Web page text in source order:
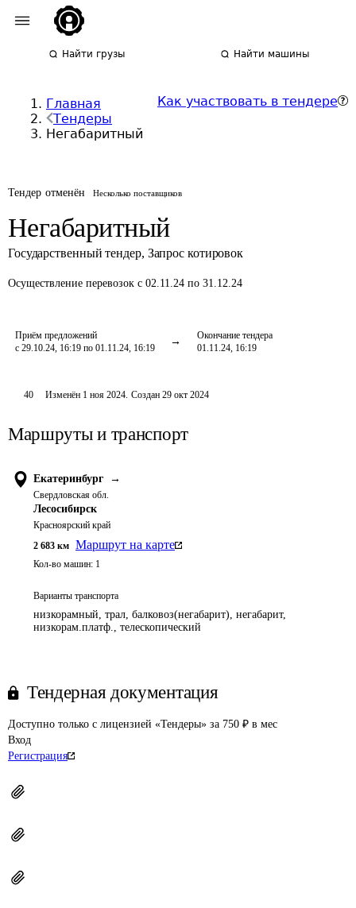
Найти грузы Найти машины
Главная
Тендеры
Негабаритный
Как участвовать в тендере
Тендер отменён Несколько поставщиков
Негабаритный
Государственный тендер, Запрос котировок
Осуществление перевозок с 02.11.24 по 31.12.24
Приём предложений
с 29.10.24, 16:19 по 01.11.24, 16:19
Окончание тендера
01.11.24, 16:19
40 Изменён 1 ноя 2024. Создан 29 окт 2024
Маршруты и транспорт
Екатеринбург →
Свердловская обл.
Лесосибирск
Красноярский край
2 683 км Маршрут на карте
Кол-во машин: 1
Варианты транспорта
низкорамный, трал, балковоз(негабарит), негабарит,
низкорам.платф., телескопический
Тендерная документация
Доступно только с лицензией «Тендеры» за 750 ₽ в мес
Вход
Регистрация